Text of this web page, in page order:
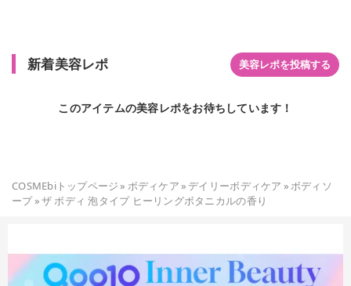
新着美容レポ 美容レポを投稿する
このアイテムの美容レポをお待ちしています！
COSMEbiトップページ» ボディケア» デイリーボディケア »ボディソ
ープ»ザ ボディ 泡タイプ ヒーリングボタニカルの香り